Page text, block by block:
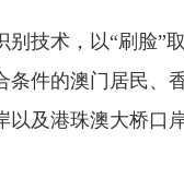
术，以“刷脸”
条件的澳门居民、
及港珠澳大桥口